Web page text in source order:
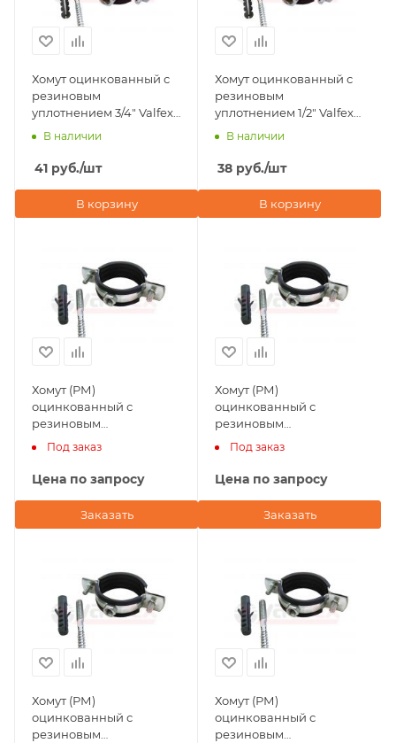
Хомут оцинкованный с
резиновым
уплотнением 3/4" Valfex
(в комплекте шпилька
В наличии
41 руб./шт
В корзину
Хомут оцинкованный с
резиновым
уплотнением 1/2" Valfex
(в комплекте шпилька
В наличии
38 руб./шт
В корзину
Хомут (РМ)
оцинкованный с
резиновым
уплотнением 4" Valfex (в
комплекте шпилька
М8х80, дюбель)
Под заказ
Цена по запросу
Заказать
Хомут (РМ)
оцинкованный с
резиновым
уплотнением 2" Valfex (в
комплекте шпилька
М8х80, дюбель)
Под заказ
Цена по запросу
Заказать
Хомут (РМ)
оцинкованный с
резиновым
Хомут (РМ)
оцинкованный с
резиновым